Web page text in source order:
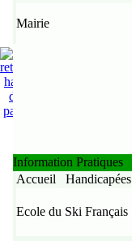
Mairie
Information Pratiques
Accueil Handicapées
Ecole du Ski Français